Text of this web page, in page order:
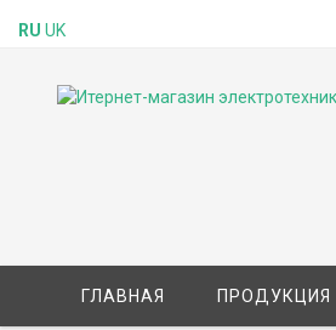
ГЛАВНАЯ ПРОДУКЦИЯ
RU UK